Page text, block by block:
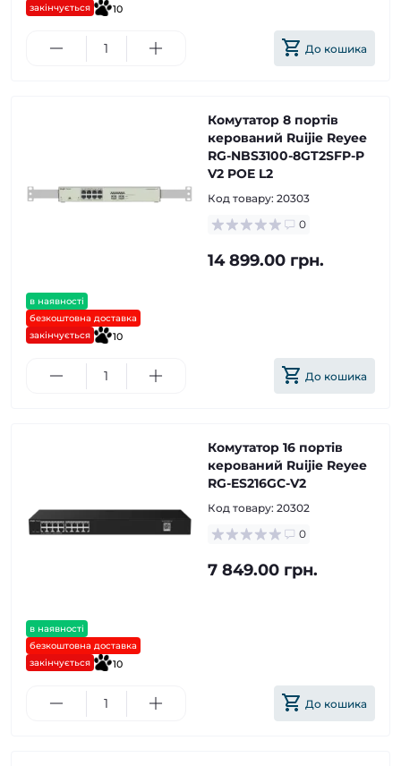
закінчується
10
До кошика
в наявності
безкоштовна доставка
закінчується
10
Комутатор 8 портів
керований Ruijie Reyee
RG-NBS3100-8GT2SFP-P
V2 POE L2
Код товару: 20303
0
14 899.00 грн.
До кошика
в наявності
безкоштовна доставка
закінчується
10
Комутатор 16 портів
керований Ruijie Reyee
RG-ES216GC-V2
Код товару: 20302
0
7 849.00 грн.
До кошика